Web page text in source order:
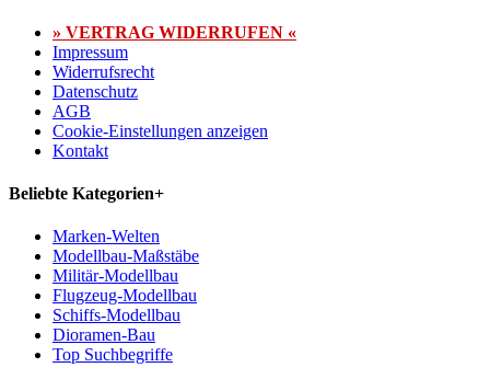
» VERTRAG WIDERRUFEN «
Impressum
Widerrufsrecht
Datenschutz
AGB
Cookie-Einstellungen anzeigen
Kontakt
Beliebte Kategorien+
Marken-Welten
Modellbau-Maßstäbe
Militär-Modellbau
Flugzeug-Modellbau
Schiffs-Modellbau
Dioramen-Bau
Top Suchbegriffe